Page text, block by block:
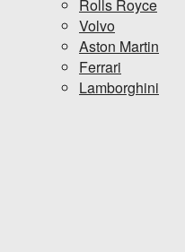
Rolls Royce
Volvo
Aston Martin
Ferrari
Lamborghini